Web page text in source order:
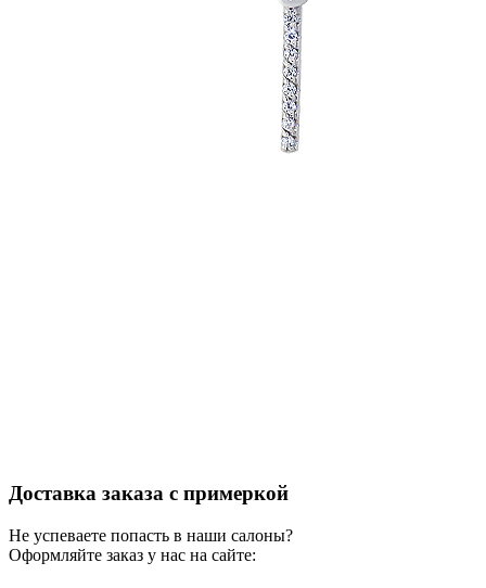
Доставка заказа с примеркой
Не успеваете попасть в наши салоны?
Оформляйте заказ у нас на сайте: